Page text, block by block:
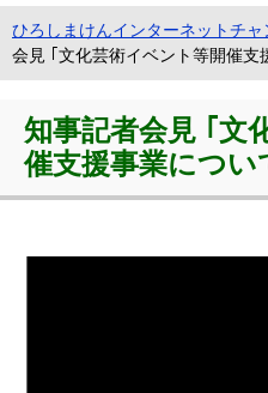
ひろしまけんインターネットチ
会見 ｢文化芸術イベント等開催支
知事記者会見 ｢文
催支援事業につい